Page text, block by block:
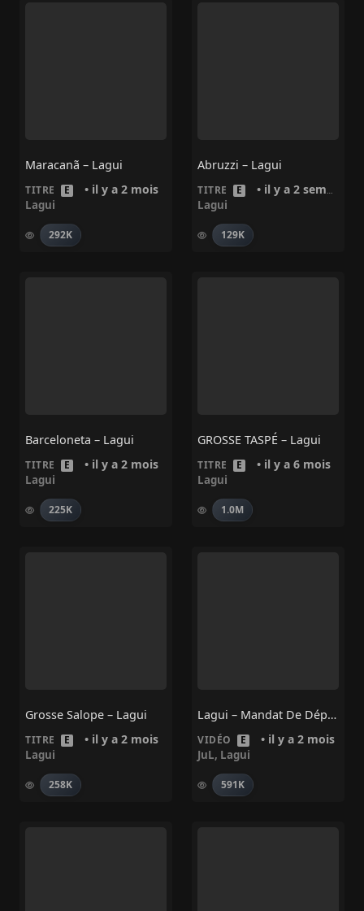
Maracanã – Lagui
TITRE E • il y a 2 mois
Lagui
292K
Abruzzi – Lagui
TITRE E • il y a 2 semaines
Lagui
129K
Barceloneta – Lagui
TITRE E • il y a 2 mois
Lagui
225K
GROSSE TASPÉ – Lagui
TITRE E • il y a 6 mois
Lagui
1.0M
Grosse Salope – Lagui
TITRE E • il y a 2 mois
Lagui
258K
Lagui – Mandat De Dépôt (Feat. Jul)
VIDÉO E • il y a 2 mois
JuL, Lagui
591K